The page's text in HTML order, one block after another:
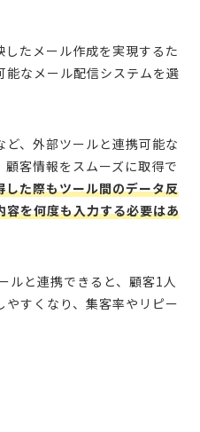
たメール作成を実現するた
能なメール配信システムを選
ど、外部ツールと連携可能な
客情報をスムーズに取得で
した際もツール間のデータ反
容を何度も入力する必要はあ
ルと連携できると、顧客1人
すくなり、集客率やリピー